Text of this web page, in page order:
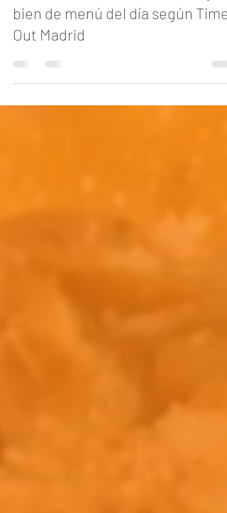
Casa Dani entre las mejores
direcciones dónde comer muy
bien de menú del día según Time
Out Madrid